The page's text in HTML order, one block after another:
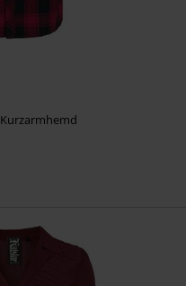
Kurzarmhemd